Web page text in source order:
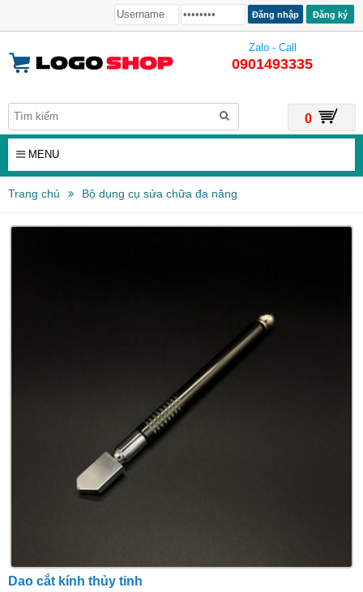
Đăng ký
Zalo - Call
0901493335
0
MENU
Trang chủ Bộ dụng cụ sửa chữa đa năng
Dao cắt kính thủy tinh